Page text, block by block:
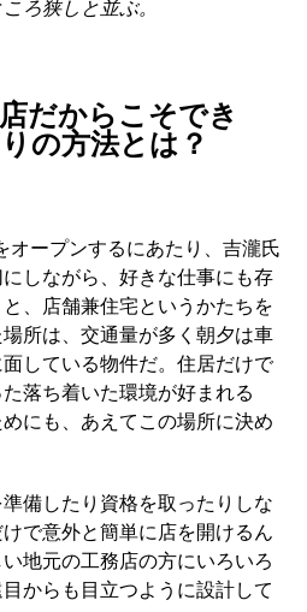
ろ狭しと並ぶ。
だからこそでき
の方法とは？
オープンするにあたり、吉瀧氏
しながら、好きな仕事にも存
、店舗兼住宅というかたちを
所は、交通量が多く朝夕は車
している物件だ。住居だけで
落ち着いた環境が好まれる
にも、あえてこの場所に決め
備したり資格を取ったりしな
で意外と簡単に店を開けるん
地元の工務店の方にいろいろ
からも目立つように設計して